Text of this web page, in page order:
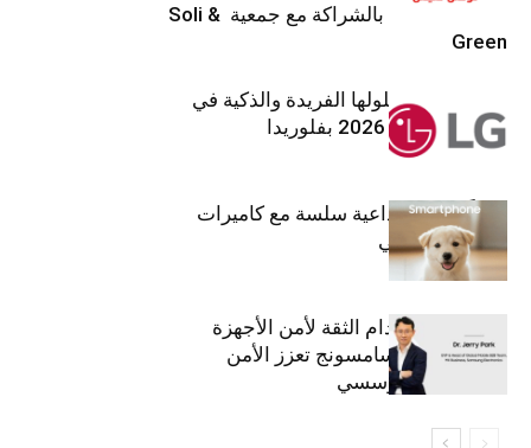
تنموي مستدام بالشراكة مع جمعية Soli &
Green
إل جي تقدم حلولها الفريدة والذكية في
معرض (KBIS) 2026 بفلوريدا
قريباً: تجربة إبداعية سلسة مع كاميرات
أجهزة جالاكسي
استراتيجية انعدام الثقة لأمن الأجهزة
المحمولة من سامسونج تعزز الأمن
السيبراني المؤسسي